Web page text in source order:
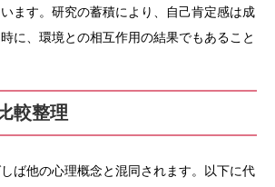
ます。研究の蓄積により、自己肯定感は成
に、環境との相互作用の結果でもあること
較整理
ば他の心理概念と混同されます。以下に代